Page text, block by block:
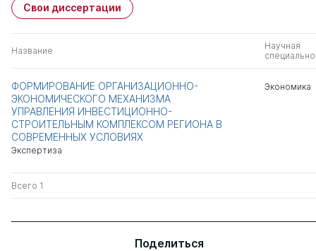
Свои диссертации
Название
Научная
ФОРМИРОВАНИЕ ОРГАНИЗАЦИОННО-
ЭКОНОМИЧЕСКОГО МЕХАНИЗМА
УПРАВЛЕНИЯ ИНВЕСТИЦИОННО-
СТРОИТЕЛЬНЫМ КОМПЛЕКСОМ РЕГИОНА В
СОВРЕМЕННЫХ УСЛОВИЯХ
Экспертиза
Экономика
Всего 1
Поделиться